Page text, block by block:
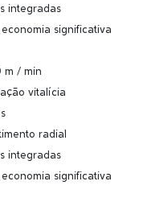
integradas
significativa
m / min
vitalícia
radial
integradas
significativa